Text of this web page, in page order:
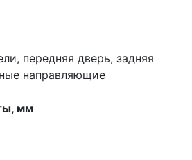
передняя дверь, задняя
направляющие
мм